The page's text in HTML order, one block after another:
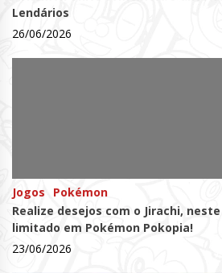
Lendários
26/06/2026
Jogos
Pokémon
Realize desejos com o Jirachi,
limitado em Pokémon Pokopia!
23/06/2026